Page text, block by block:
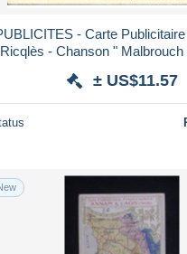
- Carte
Ricqlès - Chanson "
± US$11.57